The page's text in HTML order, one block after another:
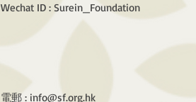
Wechat ID : Surein_Foundation
電郵 : info@sf.org.hk